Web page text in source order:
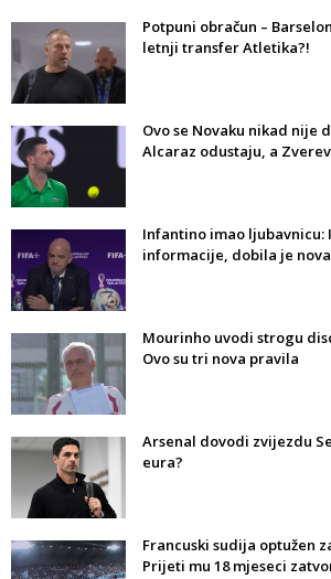
Potpuni obračun –
letnji transfer Atletika?!
Ovo se Novaku nikad nije
Alcaraz odustaju, a
Infantino imao ljubavnicu:
informacije, dobila je
Mourinho uvodi strogu
Ovo su tri nova pravila
Arsenal dovodi zvijezdu
eura?
Francuski sudija optužen
Prijeti mu 18 mjeseci